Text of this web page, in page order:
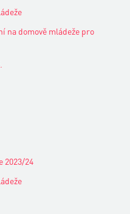
na domově mládeže pro
2023/24